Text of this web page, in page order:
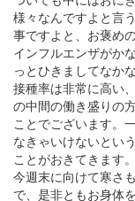
様々なんですよと言
事ですよと、お褒め
インフルエンザがか
っとひきましてなか
接種率は非常に高い
の中間の働き盛りの
ことでございます。
なきゃいけないとい
ことがおきてきます。
今週末に向けて寒さ
で、是非ともお身体